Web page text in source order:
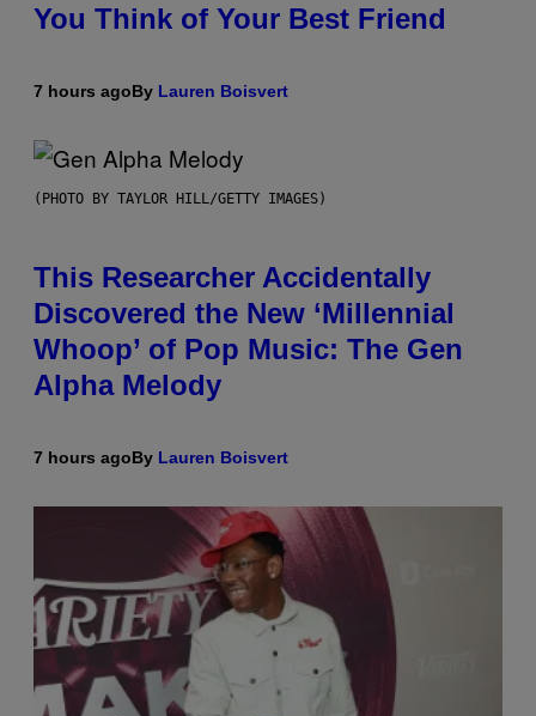
You Think of Your Best Friend
7 hours agoBy Lauren Boisvert
(PHOTO BY TAYLOR HILL/GETTY IMAGES)
This Researcher Accidentally
Discovered the New ‘Millennial
Whoop’ of Pop Music: The Gen
Alpha Melody
7 hours agoBy Lauren Boisvert